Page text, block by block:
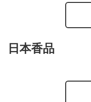
日本香品